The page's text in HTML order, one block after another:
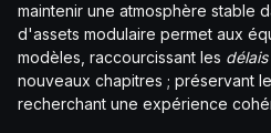
maintenir une atmosphère stable
d'assets modulaire permet aux
modèles, raccourcissant les délais
nouveaux chapitres ; préservant
recherchant une expérience